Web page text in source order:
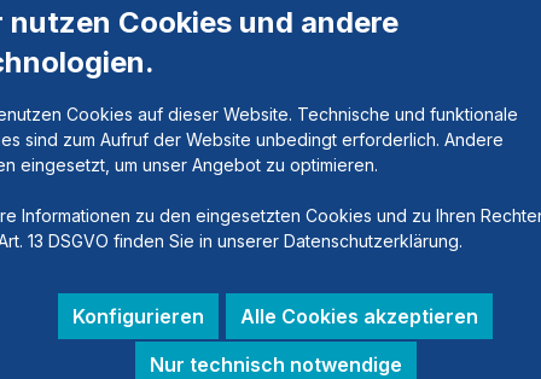
nutzen Cookies und andere
Cookies auf dieser Website. Technische und funktionale
sind zum Aufruf der Website unbedingt erforderlich. Andere
eingesetzt, um unser Angebot zu optimieren.
Informationen zu den eingesetzten Cookies und zu Ihren
13 DSGVO finden Sie in unserer Datenschutzerklärung.
Konfigurieren
Alle Cookies akzeptieren
Nur technisch notwendige